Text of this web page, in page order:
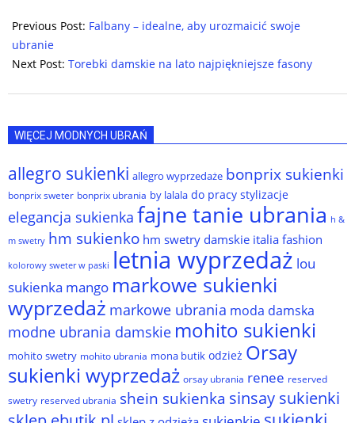
06-
19
Previous Post: Falbany – idealne, aby urozmaicić swoje
ubranie
Next Post: Torebki damskie na lato najpiękniejsze fasony
WIĘCEJ MODNYCH UBRAŃ
allegro sukienki allegro wyprzedaże bonprix sukienki
bonprix sweter bonprix ubrania by lalala do pracy stylizacje
elegancja sukienka fajne tanie ubrania h &
m swetry hm sukienko hm swetry damskie italia fashion
kolorowy sweter w paski letnia wyprzedaż lou
sukienka mango markowe sukienki
wyprzedaż markowe ubrania moda damska
modne ubrania damskie mohito sukienki
mohito swetry mohito ubrania mona butik odzież Orsay
sukienki wyprzedaż orsay ubrania renee reserved
swetry reserved ubrania shein sukienka sinsay sukienki